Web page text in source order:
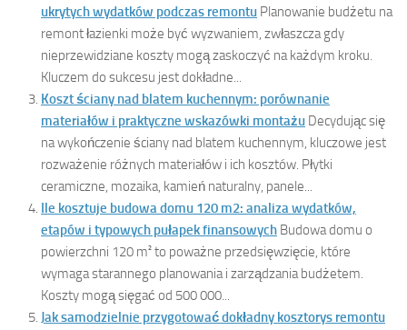
ukrytych wydatków podczas remontu Planowanie budżetu na
remont łazienki może być wyzwaniem, zwłaszcza gdy
nieprzewidziane koszty mogą zaskoczyć na każdym kroku.
Kluczem do sukcesu jest dokładne...
Koszt ściany nad blatem kuchennym: porównanie
materiałów i praktyczne wskazówki montażu Decydując się
na wykończenie ściany nad blatem kuchennym, kluczowe jest
rozważenie różnych materiałów i ich kosztów. Płytki
ceramiczne, mozaika, kamień naturalny, panele...
Ile kosztuje budowa domu 120 m2: analiza wydatków,
etapów i typowych pułapek finansowych Budowa domu o
powierzchni 120 m² to poważne przedsięwzięcie, które
wymaga starannego planowania i zarządzania budżetem.
Koszty mogą sięgać od 500 000...
Jak samodzielnie przygotować dokładny kosztorys remontu